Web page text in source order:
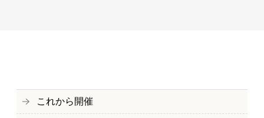
これから開催